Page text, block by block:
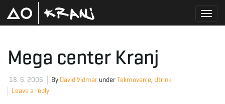
Mega center Kranj
18. 6. 2006 By David Vidmar underTekmovanje, Utrinki
Leave a reply